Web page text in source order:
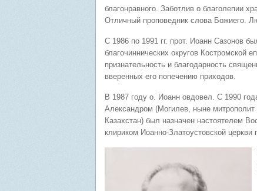
благонравного. Заботлив о благолепии
Отличный проповедник слова Божиего.
С 1986 по 1991 гг. прот. Иоанн Сазонов
благочиннических округов Костромской
признательность и благодарность
вверенных его попечению приходов.
В 1987 году о. Иоанн овдовел. С 1990
Александром (Могилев, ныне митрополит
Казахстан) был назначен настоятелем
клириком Иоанно-Златоустовской церкви